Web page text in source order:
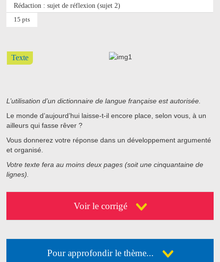
Rédaction : sujet de réflexion (sujet 2)
15 pts
Texte
L’utilisation d’un dictionnaire de langue française est autorisée.
Le monde d’aujourd’hui laisse-t-il encore place, selon vous, à un
ailleurs qui fasse rêver ?
Vous donnerez votre réponse dans un développement argumenté
et organisé.
Votre texte fera au moins deux pages (soit une cinquantaine de
lignes).
Voir le corrigé
Pour approfondir le thème...